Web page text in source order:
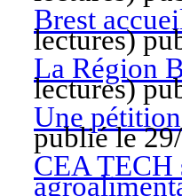
Brest
lectures)
La Région
lectures)
Une
publié le
CEA TECH